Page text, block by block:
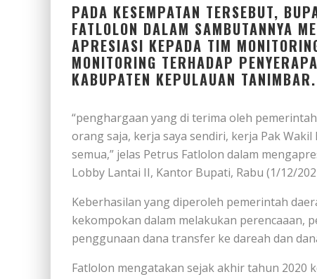
PADA KESEMPATAN TERSEBUT,
FATLOLON DALAM SAMBUTANNYA
APRESIASI KEPADA TIM
MONITORING TERHADAP
KABUPATEN KEPULAUAN TANIMBAR.
“penghargaan yang di terima oleh
orang saja, kerja saya sendiri, kerja Pak
semua,” jelas Petrus Fatlolon dalam
Lobby Lantai II, Kantor Bupati, Rabu (1/12/
Keberhasilan yang diperoleh pemerintah
kekompokan dalam melakukan perencaaan,
penggunaan dana transfer ke dareah dan
Fatlolon mengatakan sejak akhir tahun